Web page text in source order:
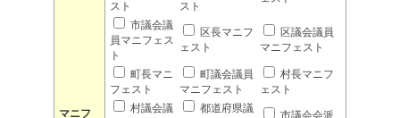
マニフ
スト
スト
市議会議
員マニフェス
ト
区長マニフ
ェスト
区議会議員
マニフェスト
町長マニ
フェスト
町議会議員
マニフェスト
村長マニフ
ェスト
村議会議
都道府県議
市議会会派